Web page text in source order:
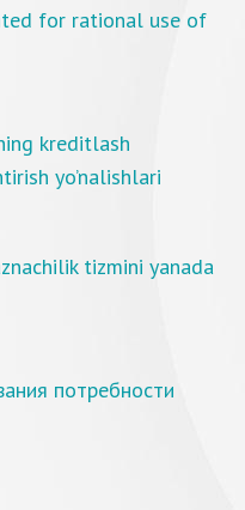
for rational use of
krеditlash
yo’nalishlari
tizmini yanada
потребности